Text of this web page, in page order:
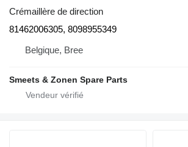
Crémaillère de direction
81462006305, 8098955349
Belgique, Bree
Smeets & Zonen Spare Parts